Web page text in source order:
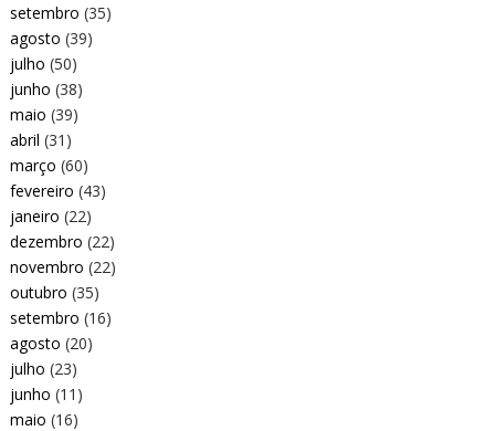
setembro (35)
agosto (39)
julho (50)
junho (38)
maio (39)
abril (31)
março (60)
fevereiro (43)
janeiro (22)
dezembro (22)
novembro (22)
outubro (35)
setembro (16)
agosto (20)
julho (23)
junho (11)
maio (16)